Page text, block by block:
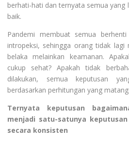
berhati-hati dan ternyata semua yang
baik.
Pandemi membuat semua
intropeksi, sehingga orang tidak lagi
belaka melainkan keamanan.
cukup sehat? Apakah tidak
dilakukan, semua keputusan
berdasarkan perhitungan yang matang.
Ternyata keputusan
menjadi satu-satunya
secara konsisten